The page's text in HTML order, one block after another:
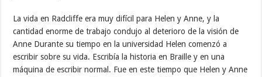
La vida en Radcliffe era muy difícil para Helen y Anne, y la
cantidad enorme de trabajo condujo al deterioro de la visión de
Anne Durante su tiempo en la universidad Helen comenzó a
escribir sobre su vida. Escribía la historia en Braille y en una
máquina de escribir normal. Fue en este tiempo que Helen y Anne